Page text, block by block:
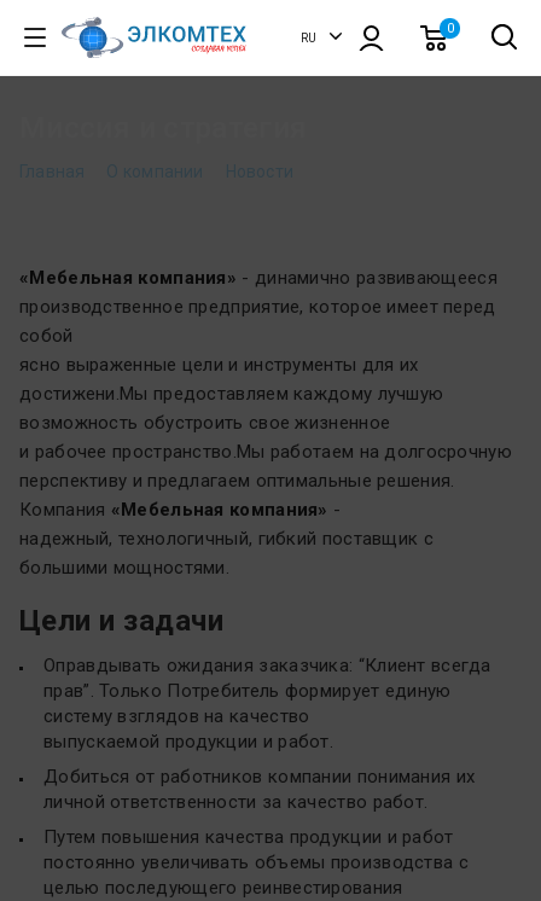
0
RU
EN
Главная О компании Новости
«Мебельная компания» - динамично развивающееся
производственное предприятие, которое имеет перед
собой
ясно выраженные цели и инструменты для их
достижени.Мы предоставляем каждому лучшую
возможность обустроить свое жизненное
и рабочее пространство.Мы работаем на долгосрочную
перспективу и предлагаем оптимальные решения.
Компания «Мебельная компания» -
надежный, технологичный, гибкий поставщик с
большими мощностями.
Цели и задачи
Оправдывать ожидания заказчика: “Клиент всегда
прав”. Только Потребитель формирует единую
систему взглядов на качество
выпускаемой продукции и работ.
Добиться от работников компании понимания их
личной ответственности за качество работ.
Путем повышения качества продукции и работ
постоянно увеличивать объемы производства с
целью последующего реинвестирования